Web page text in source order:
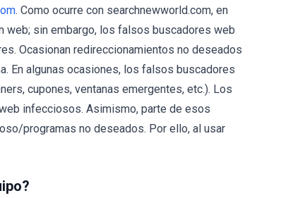
. Como ocurre con searchnewworld.com, en
web; sin embargo, los falsos buscadores web
Ocasionan redireccionamientos no deseados
En algunas ocasiones, los falsos buscadores
cupones, ventanas emergentes, etc.). Los
infecciosos. Asimismo, parte de esos
programas no deseados. Por ello, al usar